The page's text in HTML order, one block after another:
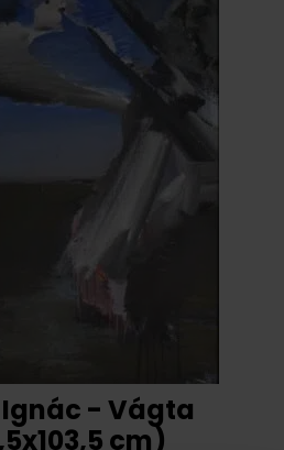
Ignác - Vágta
cm)